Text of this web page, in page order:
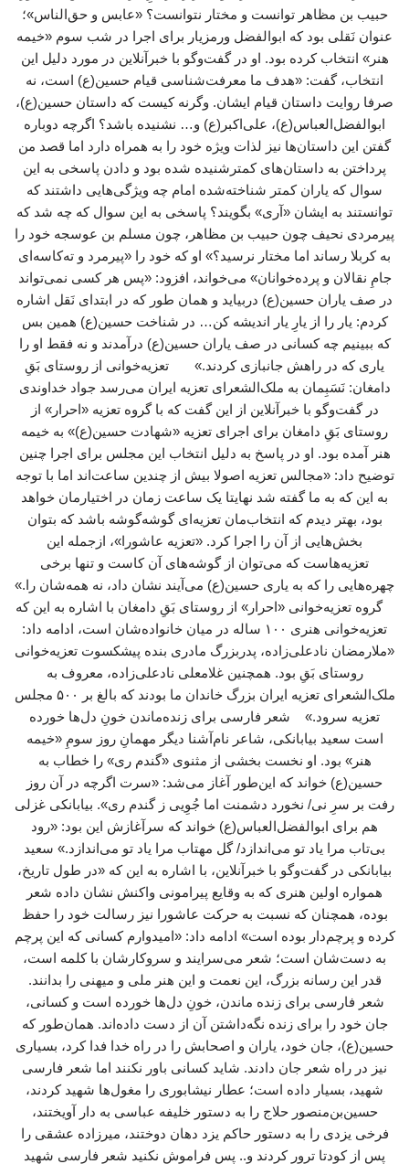
حبیب بن مظاهر توانست و مختار نتوانست؟ «عابس و حق‌الناس»؛
عنوان نَقلی بود که ابوالفضل ورمزیار برای اجرا در شب سوم «خیمه
هنر» انتخاب کرده بود. او در گفت‌وگو با خبرآنلاین در مورد دلیل این
انتخاب، گفت: «هدف ما معرفت‌شناسی قیام حسین(ع) است، نه
صرفا روایت داستان قیام ایشان. وگرنه کیست که داستان حسین(ع)،
ابوالفضل‌العباس(ع)، علی‌اکبر(ع) و… نشنیده باشد؟ اگرچه دوباره
گفتن این داستان‌ها نیز لذات ویژه خود را به همراه دارد اما قصد من
پرداختن به داستان‌های کمترشنیده شده بود و دادن پاسخی به این
سوال که یاران کمتر شناخته‌شده امام چه ویژگی‌هایی داشتند که
توانستند به ایشان «آری» بگویند؟ پاسخی به این سوال که چه شد که
پیرمردی نحیف چون حبیب بن مظاهر، چون مسلم بن عوسجه خود را
به کربلا رساند اما مختار نرسید؟» او که خود را «پیرمرد و ته‌کاسه‌ای
جامِ نقالان و پرده‌خوانان» می‌خواند، افزود: «پس هر کسی نمی‌تواند
در صف یاران حسین(ع) دربیاید و همان ‌طور که در ابتدای نَقل اشاره
کردم: یار را از یارِ یار اندیشه کن… در شناخت حسین(ع) همین بس
که ببینیم چه کسانی در صف یاران حسین(ع) درآمدند و نه فقط او را
یاری که در راهش جانبازی کردند.» تعزیه‌خوانی از روستای بَقِ
دامغان: نَسَبِمان به ملک‌الشعرای تعزیه ایران می‌رسد جواد خداوندی
در گفت‌وگو با خبرآنلاین از این گفت که با گروه تعزیه «احرار» از
روستای بَقِ دامغان برای اجرای تعزیه «شهادت حسین(ع)» به خیمه
هنر آمده بود. او در پاسخ به دلیل انتخاب این مجلس برای اجرا چنین
توضیح داد: «مجالس تعزیه اصولا بیش از چندین ساعت‌اند اما با توجه
به این که به ما گفته شد نهایتا یک ساعت زمان در اختیارمان خواهد
بود، بهتر دیدم که انتخاب‌مان تعزیه‌ای گوشه‌گوشه باشد که بتوان
بخش‌هایی از آن را اجرا کرد. «تعزیه عاشورا»، ازجمله این
تعزیه‌هاست که می‌توان از گوشه‌های آن کاست و تنها برخی
چهره‌هایی را که به یاری حسین(ع) می‌آیند نشان داد، نه همه‌شان را.»
گروه تعزیه‌خوانی «احرار» از روستای بَقِ دامغان با اشاره به این که
تعزیه‌خوانی هنری ۱۰۰ ساله در میان خانواده‌شان است، ادامه داد:
«ملارمضان نادعلی‌زاده، پدربزرگ مادری بنده پیشکسوت تعزیه‌خوانی
روستای بَقِ بود. همچنین غلامعلی نادعلی‌زاده، معروف به
ملک‌الشعرای تعزیه ایران بزرگ خاندان ما بودند که بالغ بر ۵۰۰ مجلس
تعزیه سرود.» شعر فارسی برای زنده‌ماندن خونِ دل‌ها خورده
است سعید بیابانکی، شاعر نام‌آشنا دیگر مهمانِ روز سومِ «خیمه
هنر» بود. او نخست بخشی از مثنوی «گندم ری» را خطاب به
حسین(ع) خواند که این‌طور آغاز می‌شد: «سرت اگرچه در آن روز
رفت بر سرِ نی/ نخورد دشمنت اما جُوِیی ز گندم ری». بیابانکی غزلی
هم برای ابوالفضل‌العباس(ع) خواند که سرآغازش این بود: «رود
بی‌تاب مرا یاد تو می‌اندازد/ گل مهتاب مرا یاد تو می‌اندازد.» سعید
بیابانکی در گفت‌وگو با خبرآنلاین، با اشاره به این که «در طول تاریخ،
همواره اولین هنری که به وقایع پیرامونی واکنش نشان داده شعر
بوده، همچنان که نسبت به حرکت عاشورا نیز رسالت خود را حفظ
کرده و پرچم‌دار بوده است» ادامه داد: «امیدوارم کسانی که این پرچم
به دست‌شان است؛ شعر می‌سرایند و سروکارشان با کلمه است،
قدر این رسانه بزرگ، این نعمت و این هنر ملی و میهنی را بدانند.
شعر فارسی برای زنده ماندن، خونِ دل‌ها خورده است و کسانی،
جان خود را برای زنده نگه‌داشتن آن از دست داده‌اند. همان‌طور که
حسین(ع)، جان خود، یاران و اصحابش را در راه خدا فدا کرد، بسیاری
نیز در راه شعر جان دادند. شاید کسانی باور نکنند اما شعر فارسی
شهید، بسیار داده است؛ عطار نیشابوری را مغول‌ها شهید کردند،
حسین‌بن‌منصور حلاج را به دستور خلیفه عباسی به دار آویختند،
فرخی یزدی را به دستور حاکم یزد دهان دوختند، میرزاده عشقی را
پس از کودتا ترور کردند و.. پس فراموش نکنید شعر فارسی شهید